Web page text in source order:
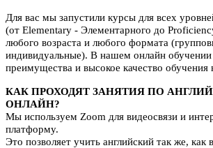
Для вас мы запустили курсы для всех
(от Elementary - Элементарного до
любого возраста и любого формата
индивидуальные). В нашем онлайн
преимущества и высокое качество
КАК ПРОХОДЯТ ЗАНЯТИЯ ПО
ОНЛАЙН?
Мы используем Zoom для видеосвязи и
платформу.
Это позволяет учить английский так же, как